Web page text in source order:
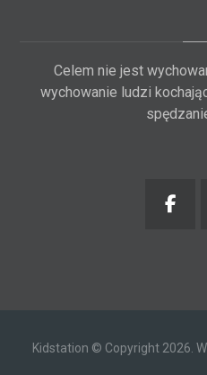
Celem nie jest
wychowanie ludzi
Kidstation © Copyright 2026.